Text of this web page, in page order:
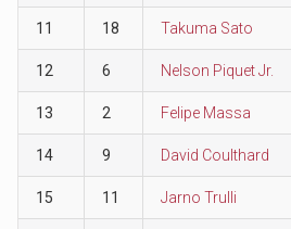
11 18 Takuma Sato
12 6 Nelson Piquet Jr.
13 2 Felipe Massa
14 9 David Coulthard
15 11 Jarno Trulli